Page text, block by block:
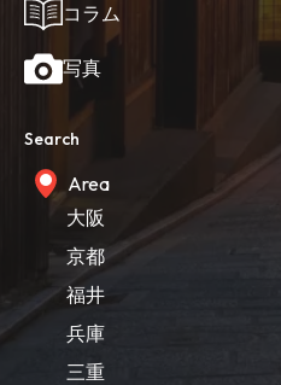
コラム
写真
Search
Area
大阪
京都
福井
兵庫
三重